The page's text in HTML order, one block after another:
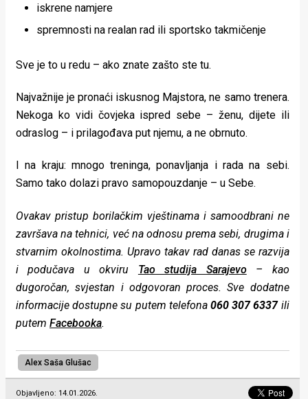
iskrene namjere
spremnosti na realan rad ili sportsko takmičenje
Sve je to u redu – ako znate zašto ste tu.
Najvažnije je pronaći iskusnog Majstora, ne samo trenera.
Nekoga ko vidi čovjeka ispred sebe – ženu, dijete ili
odraslog – i prilagođava put njemu, a ne obrnuto.
I na kraju: mnogo treninga, ponavljanja i rada na sebi.
Samo tako dolazi pravo samopouzdanje – u Sebe.
Ovakav pristup borilačkim vještinama i samoodbrani ne
završava na tehnici, već na odnosu prema sebi, drugima i
stvarnim okolnostima. Upravo takav rad danas se razvija
i podučava u okviru Tao studija Sarajevo– kao
dugoročan, svjestan i odgovoran proces. Sve dodatne
informacije dostupne su putem telefona060 307 6337ili
putem Facebooka.
Alex Saša Glušac
Objavljeno: 14.01.2026.